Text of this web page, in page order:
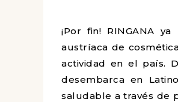
¡Por fin! RINGANA
austríaca de
actividad en el país.
desembarca en
saludable a través de